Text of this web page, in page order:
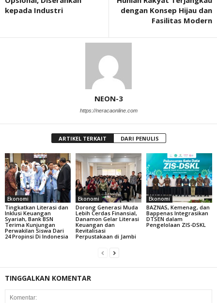
kepada Industri
dengan Konsep Hijau dan
Fasilitas Modern
NEON-3
https://neracaonline.com
ARTIKEL TERKAIT DARI PENULIS
Ekonomi
Tingkatkan Literasi dan
Inklusi Keuangan
Syariah, Bank BSN
Terima Kunjungan
Perwakilan Siswa Dari
24 Propinsi Di Indonesia
Ekonomi
Dorong Generasi Muda
Lebih Cerdas Finansial,
Danamon Gelar Literasi
Keuangan dan
Revitalisasi
Perpustakaan di Jambi
Ekonomi
BAZNAS, Kemenag, dan
Bappenas Integrasikan
DTSEN dalam
Pengelolaan ZIS-DSKL
TINGGALKAN KOMENTAR